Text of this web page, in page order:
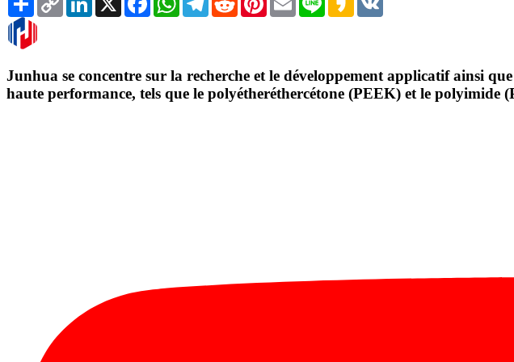
Link
Junhua se concentre sur la recherche et le développement applicatif ainsi
haute performance, tels que le polyétheréthercétone (PEEK) et le polyimide